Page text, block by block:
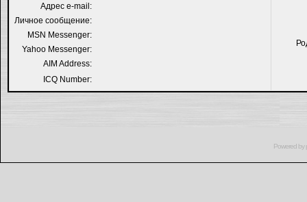
Адрес e-mail:
Личное сообщение:
MSN Messenger:
Yahoo Messenger:
AIM Address:
ICQ Number:
Powered by